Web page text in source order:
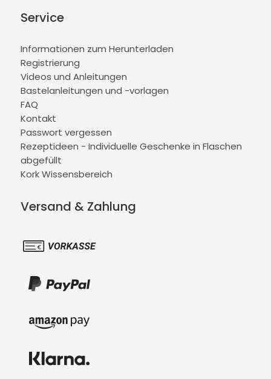
Service
Informationen zum Herunterladen
Registrierung
Videos und Anleitungen
Bastelanleitungen und -vorlagen
FAQ
Kontakt
Passwort vergessen
Rezeptideen - Individuelle Geschenke in Flaschen
abgefüllt
Kork Wissensbereich
Versand & Zahlung